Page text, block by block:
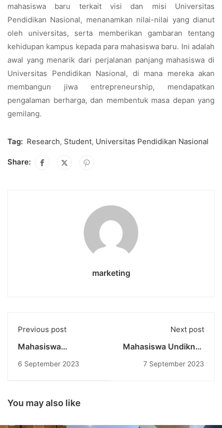
mahasiswa baru terkait visi dan misi Universitas
Pendidikan Nasional, menanamkan nilai-nilai yang dianut
oleh universitas, serta memberikan gambaran tentang
kehidupan kampus kepada para mahasiswa baru. Ini adalah
awal yang menarik dari perjalanan panjang mahasiswa di
Universitas Pendidikan Nasional, di mana mereka akan
membangun jiwa entrepreneurship, mendapatkan
pengalaman berharga, dan membentuk masa depan yang
gemilang.
Tag: Research, Student, Universitas Pendidikan Nasional
Share:
marketing
Previous post
Mahasiswa
Undiknas Kembali
Bisnis di Benua
6 September 2023
Next post
Mahasiswa Undiknas
Enrichment Program :
7 September 2023
You may also like